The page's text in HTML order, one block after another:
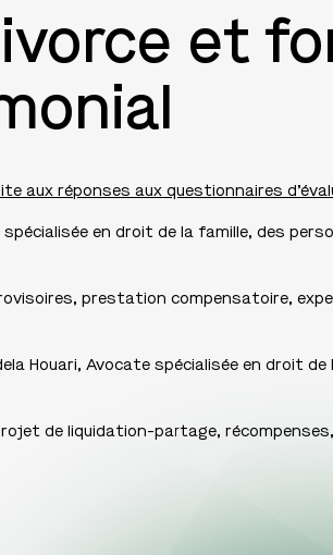
et
aux réponses aux questionnaires
spécialisée en droit de la famille, des
prestation compensatoire,
Houari, Avocate spécialisée en droit
de liquidation-partage,